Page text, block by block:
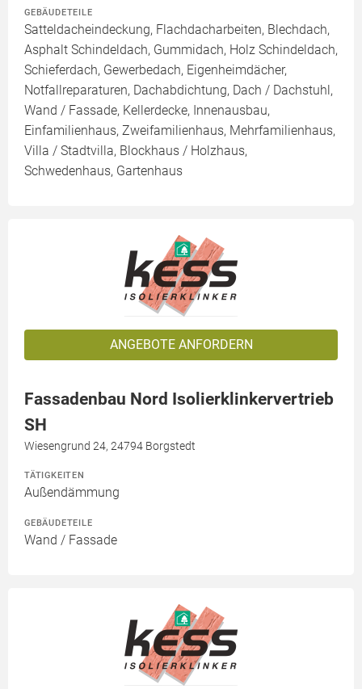
GEBÄUDETEILE
Satteldacheindeckung, Flachdacharbeiten, Blechdach,
Asphalt Schindeldach, Gummidach, Holz Schindeldach,
Schieferdach, Gewerbedach, Eigenheimdächer,
Notfallreparaturen, Dachabdichtung, Dach / Dachstuhl,
Wand / Fassade, Kellerdecke, Innenausbau,
Einfamilienhaus, Zweifamilienhaus, Mehrfamilienhaus,
Villa / Stadtvilla, Blockhaus / Holzhaus,
Schwedenhaus, Gartenhaus
ANGEBOTE ANFORDERN
Fassadenbau Nord Isolierklinkervertrieb
SH
Wiesengrund 24, 24794 Borgstedt
TÄTIGKEITEN
Außendämmung
GEBÄUDETEILE
Wand / Fassade